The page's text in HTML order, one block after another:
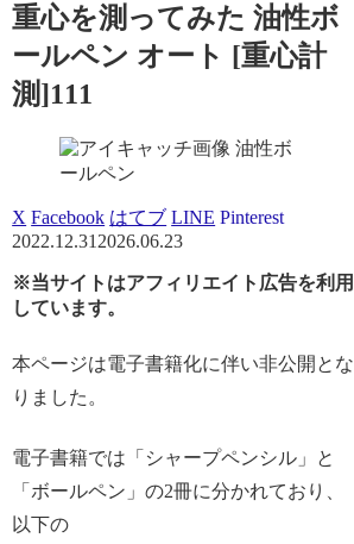
重心を測ってみた 油性ボ
ールペン オート [重心計
測]111
油性ボ
ールペン
X Facebook はてブ LINE Pinterest
2022.12.31 2026.06.23
※当サイトはアフィリエイト広告を利用
しています。
本ページは電子書籍化に伴い非公開とな
りました。
電子書籍では「シャープペンシル」と
「ボールペン」の2冊に分かれており、
以下の